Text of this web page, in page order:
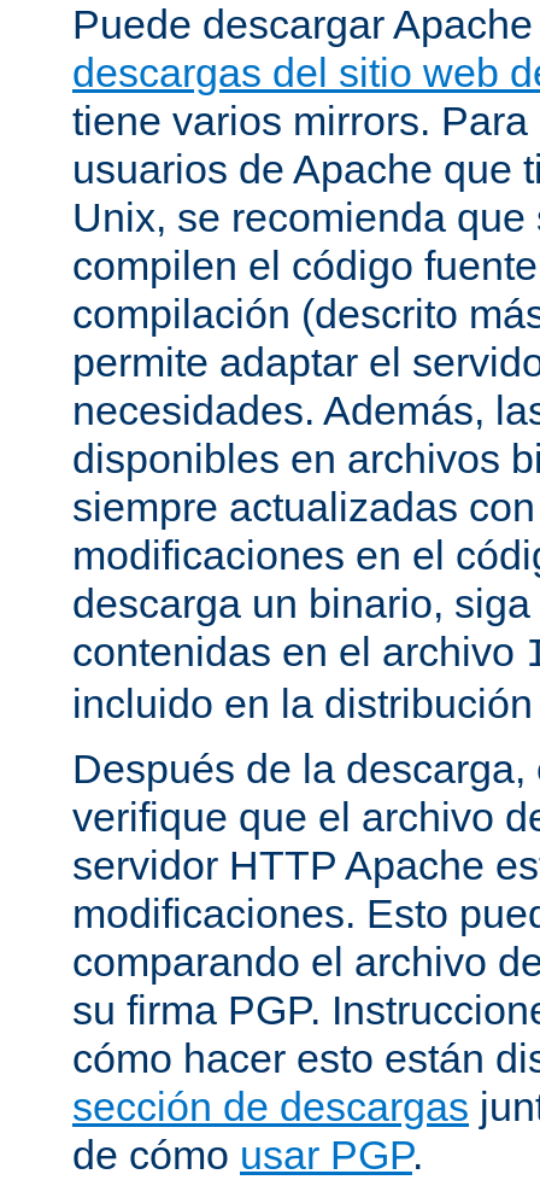
Puede descargar
descargas del sitio web
tiene varios mirrors.
usuarios de Apache que
Unix, se recomienda
compilen el código
compilación (descrito
permite adaptar el
necesidades. Además,
disponibles en archivos
siempre actualizadas
modificaciones en el
descarga un binario,
contenidas en el archivo
incluido en la distribución
Después de la
verifique que el archivo
servidor HTTP Apache
modificaciones. Esto
comparando el archivo
su firma PGP.
cómo hacer esto están
sección de descargas
de cómo usar PGP.